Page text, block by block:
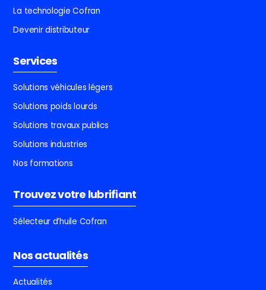
La technologie Cofran
Devenir distributeur
Services
Solutions véhicules légers
Solutions poids lourds
Solutions travaux publics
Solutions industries
Nos formations
Trouvez votre lubrifiant
Sélecteur d’huile Cofran
Nos actualités
Actualités